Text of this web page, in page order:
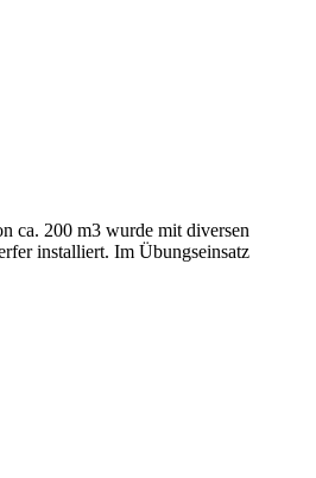
ca. 200 m3 wurde mit diversen
installiert. Im Übungseinsatz